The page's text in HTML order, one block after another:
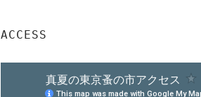
ACCESS